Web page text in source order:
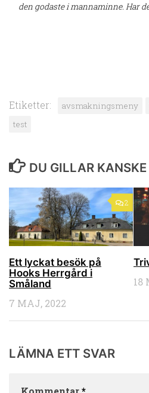
den godaste i mannaminne. Har
Etiketter: avsmakningsmeny
test
DU GILLAR
2
Ett lyckat besök på
Hooks Herrgård i
Småland
7 MAJ, 2022
18
LÄMNA ETT SVAR